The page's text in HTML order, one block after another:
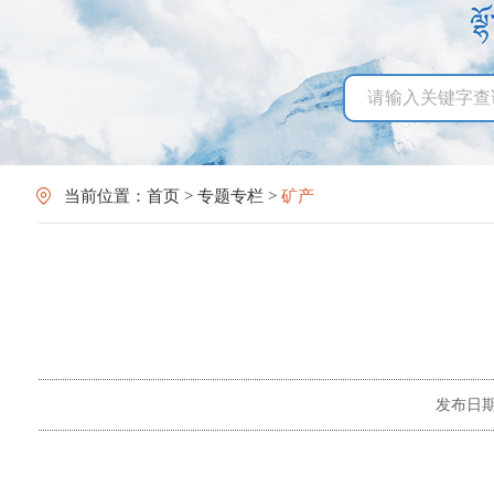
当前位置： 首页 > 专题专栏 > 矿产
发布日